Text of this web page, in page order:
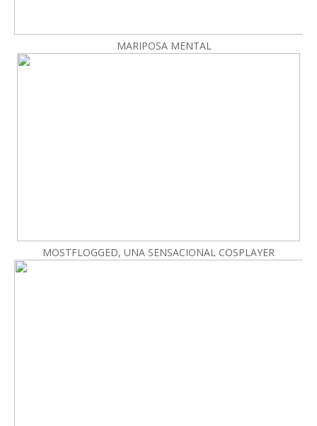
MARIPOSA MENTAL
MOSTFLOGGED, UNA SENSACIONAL COSPLAYER